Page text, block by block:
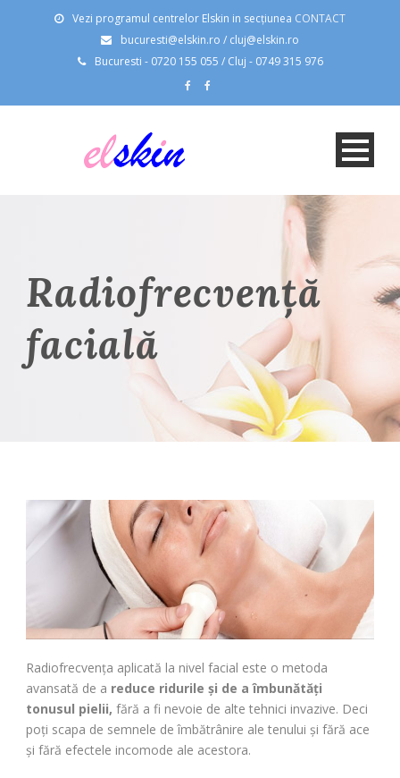
Vezi programul centrelor Elskin in secțiunea CONTACT
bucuresti@elskin.ro / cluj@elskin.ro
Bucuresti - 0720 155 055 / Cluj - 0749 315 976
Radiofrecvență
facială
Radiofrecvența aplicată la nivel facial este o metoda
avansată de a reduce ridurile și de a îmbunătăți
tonusul pielii, fără a fi nevoie de alte tehnici invazive. Deci
poți scapa de semnele de îmbătrânire ale tenului și fără ace
și fără efectele incomode ale acestora.